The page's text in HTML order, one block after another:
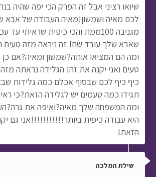
שיואו רציני אבל זה הפרק הכי יפה שהיה
לכם מאיה ושמשון!מאיה העבודה של אבא
מגניבה 100ממת והכי כיפית שראיתי
שאבא שלך עובד שם! זה ניראה מזה טעים
ומה הם המציאו אותה?שמשון ומאיה?אם כן
טעים ואני יקנה את זה! הגלידה נראתה
כיף כיף לכם שבסוף אכלם כמה גלידות
תגידו כמה טעמים יש לגלידה הזאת?כי
ומה המשפחה שלך מאיה?ואיפה את
היא עבודה כיפית ביותר!!!!!!!!!!!אני גם
הזאת!
שילת המלכה